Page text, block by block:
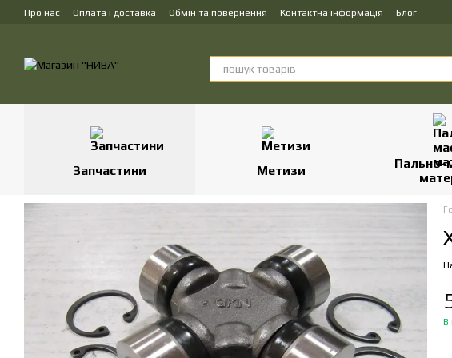
Перейти до основного контенту
Про нас Оплата і доставка Обмін та повернення Контактна інформація Блог
Запчастини Метизи
Пально-
В